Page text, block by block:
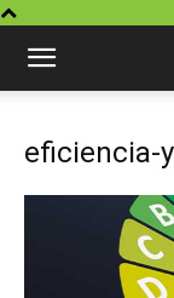
eficiencia-